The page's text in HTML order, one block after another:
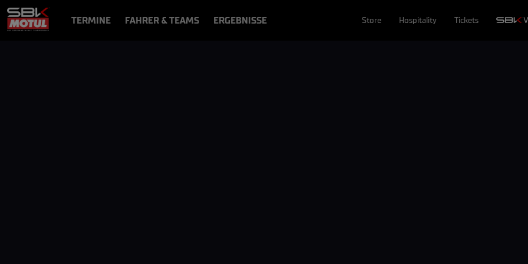
TERMINE FAHRER & TEAMS ERGEBNISSE Store Hospitality Tickets